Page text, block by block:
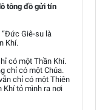
tông đồ gửi tín
“Đức Giê-su là
Khí.
có một Thần Khí.
chỉ có một Chúa.
chỉ có một Thiên
Khí tỏ mình ra nơi